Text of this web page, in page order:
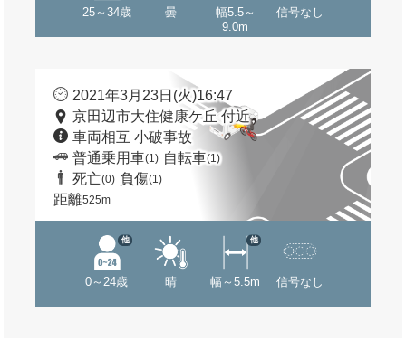
25～34歳 曇
幅5.5～
9.0m
信号なし
2021年3月23日(火)16:47
京田辺市大住健康ケ丘 付近
車両相互 小破事故
普通乗用車(1) 自転車(1)
死亡(0) 負傷(1)
距離525m
0～24歳
他
晴 幅～5.5m
他
信号なし